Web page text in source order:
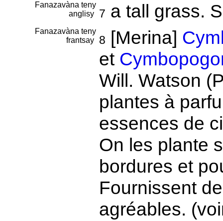
Fanazavàna teny
anglisy
7 a tall grass.
Fanazavàna teny
frantsay
8 [Merina]
et
Will. Watson
plantes à
essences de
On les plante
bordures et
Fournissent
agréables.